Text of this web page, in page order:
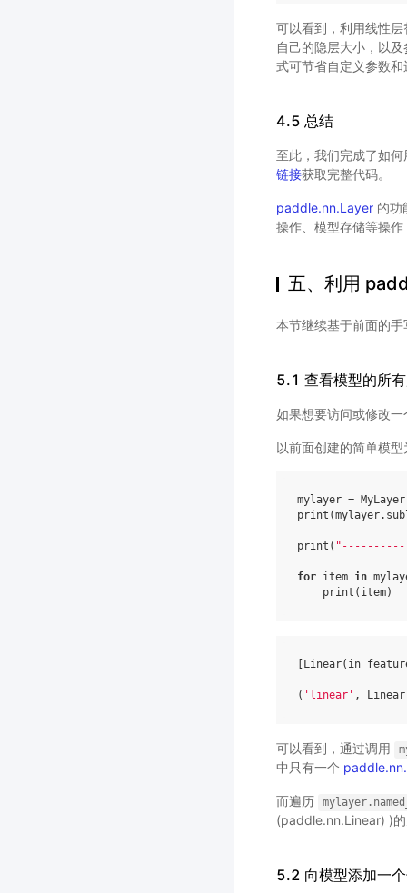
可以看到，利用线性
自己的隐层大小，以
式可节省自定义参数
4.5 总结
至此，我们完成了如
链接获取完整代码。
paddle.nn.Layer 的功
操作、模型存储等操
五、利用
本节继续基于前面的
5.1 查看模型的所
如果想要访问或修改
以前面创建的简单模
mylayer = MyLayer
print (mylayer.
print (
for item in
print ( item)
Linear(
( 'linear' , Linear
可以看到，通过调用
中只有一个
而遍历
(paddle.nn.Linear) )
5.2 向模型添加一